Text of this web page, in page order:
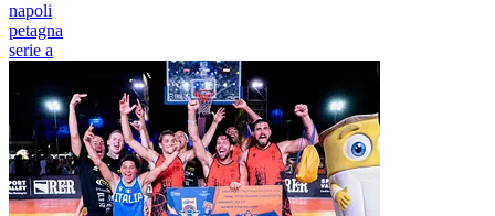
napoli
petagna
serie a